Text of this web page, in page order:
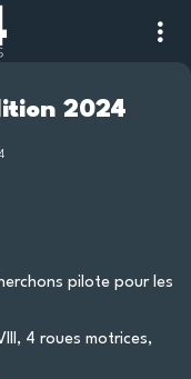
2024
pilote pour les
4 roues motrices,